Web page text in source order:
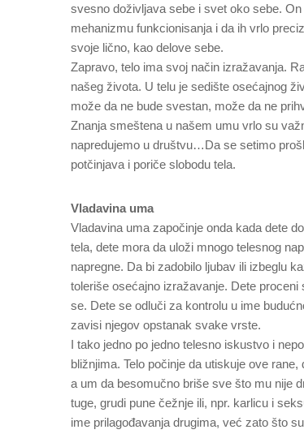
svesno doživljava sebe i svet oko sebe.
mehanizmu funkcionisanja i da ih vrlo
svoje lično, kao delove sebe.
Zapravo, telo ima svoj način izražavanja.
našeg života. U telu je sedište osećajnog
može da ne bude svestan, može da ne
Znanja smeštena u našem umu vrlo su
napredujemo u društvu…Da se setimo
potčinjava i poriče slobodu tela.
Vladavina uma
Vladavina uma započinje onda kada dete
tela, dete mora da uloži mnogo telesnog
napregne. Da bi zadobilo ljubav ili izbeglu
toleriše osećajno izražavanje. Dete
se. Dete se odluči za kontrolu u ime
zavisi njegov opstanak svake vrste.
I tako jedno po jedno telesno iskustvo i
bližnjima. Telo počinje da utiskuje ove
a um da besomučno briše sve što mu nije
tuge, grudi pune čežnje ili, npr. karlicu i
ime prilagođavanja drugima, već zato što